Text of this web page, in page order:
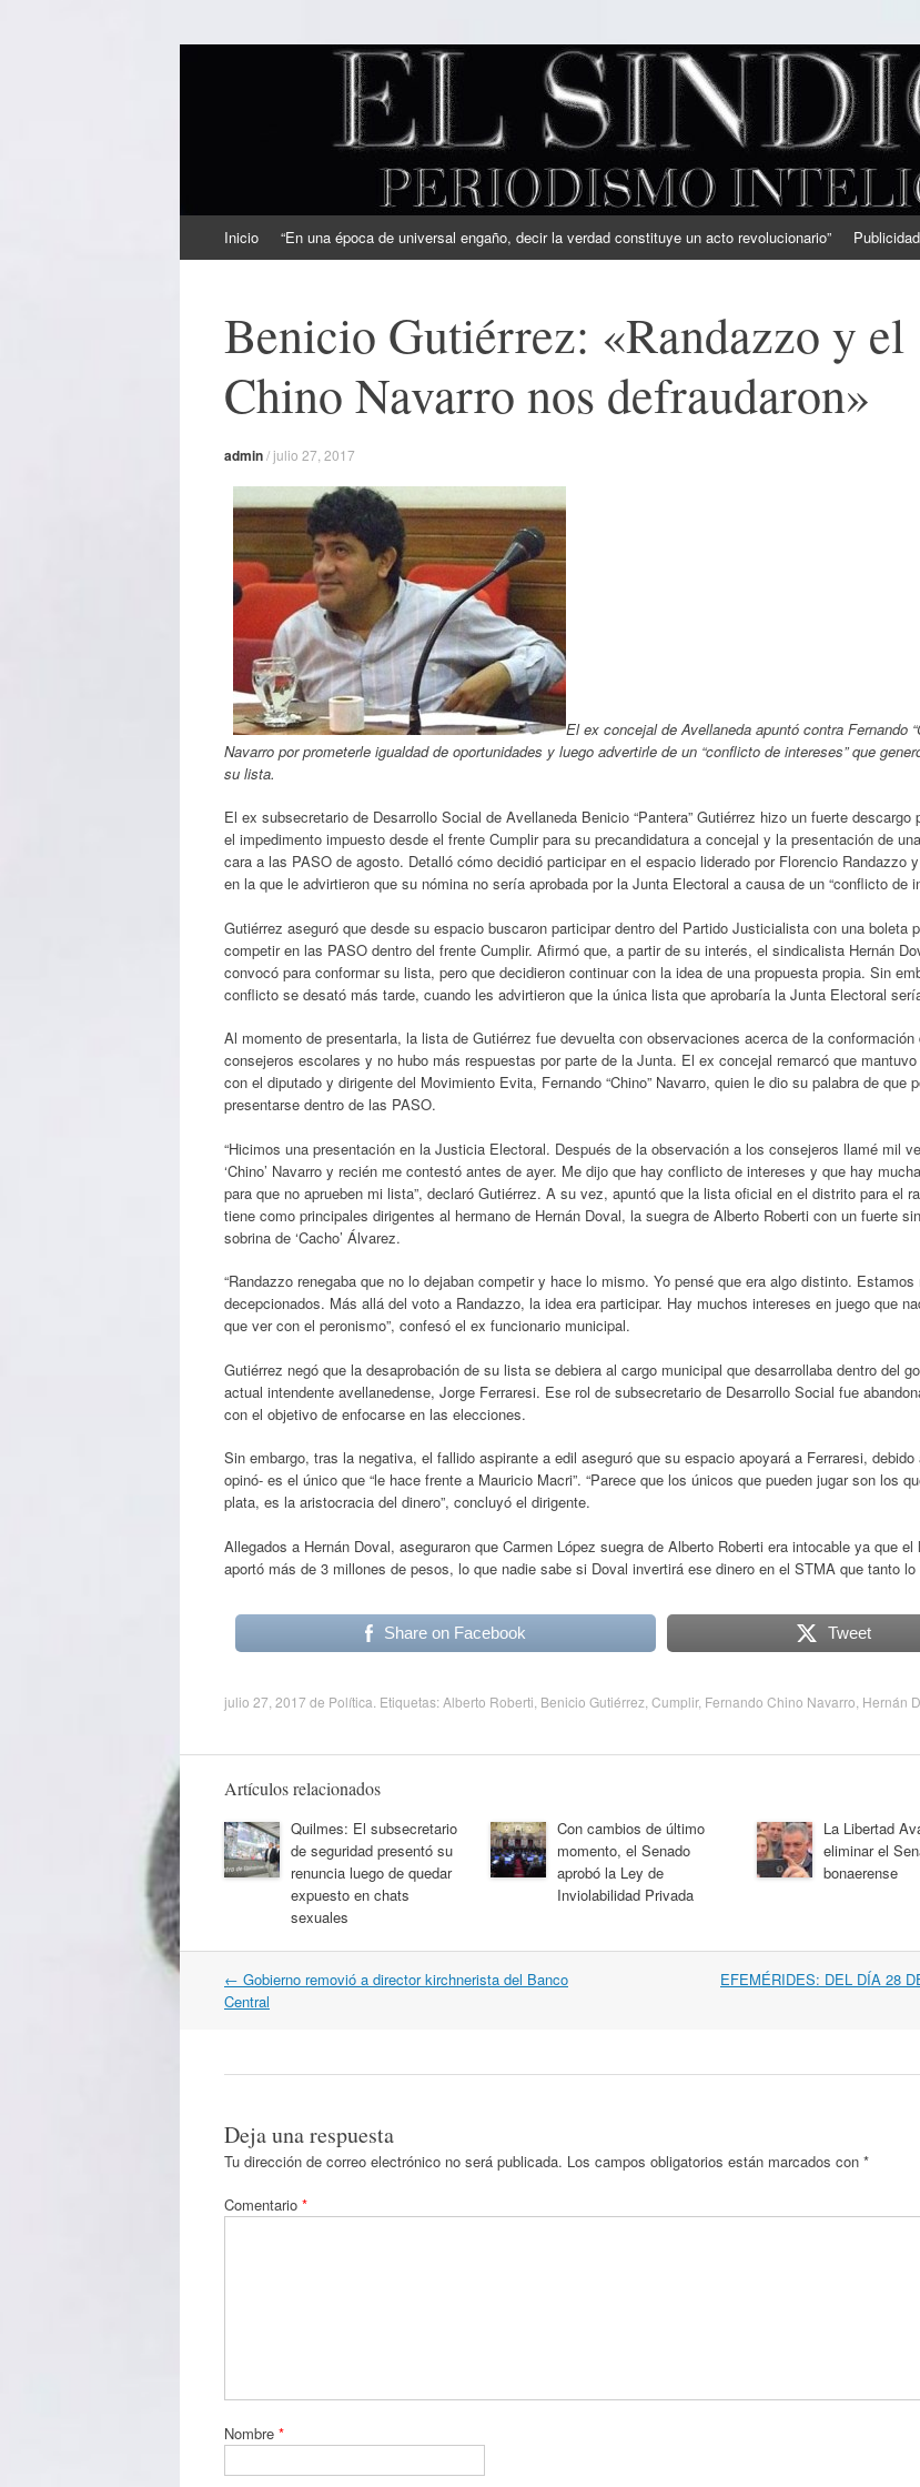
EL SINDICAL
Periodismo Inteligente
al
Inicio “En una época de universal engaño, decir la verdad constituye un acto revolucionario” Publicidad
Benicio Gutiérrez: «Randazzo y el
Chino Navarro nos defraudaron»
admin/julio 27, 2017
El ex concejal de Avellaneda apuntó contra Fernando
Navarro por prometerle igualdad de oportunidades y luego advertirle de un “conflicto de intereses” que
su lista.
El ex subsecretario de Desarrollo Social de Avellaneda Benicio “Pantera” Gutiérrez hizo un fuerte descargo
el impedimento impuesto desde el frente Cumplir para su precandidatura a concejal y la presentación de
cara a las PASO de agosto. Detalló cómo decidió participar en el espacio liderado por Florencio Randazzo
en la que le advirtieron que su nómina no sería aprobada por la Junta Electoral a causa de un “conflicto de
Gutiérrez aseguró que desde su espacio buscaron participar dentro del Partido Justicialista con una boleta
competir en las PASO dentro del frente Cumplir. Afirmó que, a partir de su interés, el sindicalista Hernán
convocó para conformar su lista, pero que decidieron continuar con la idea de una propuesta propia. Sin
conflicto se desató más tarde, cuando les advirtieron que la única lista que aprobaría la Junta Electoral
Al momento de presentarla, la lista de Gutiérrez fue devuelta con observaciones acerca de la conformación
consejeros escolares y no hubo más respuestas por parte de la Junta. El ex concejal remarcó que
con el diputado y dirigente del Movimiento Evita, Fernando “Chino” Navarro, quien le dio su palabra de que
presentarse dentro de las PASO.
“Hicimos una presentación en la Justicia Electoral. Después de la observación a los consejeros llamé mil
‘Chino’ Navarro y recién me contestó antes de ayer. Me dijo que hay conflicto de intereses y que hay
para que no aprueben mi lista”, declaró Gutiérrez. A su vez, apuntó que la lista oficial en el distrito para el
tiene como principales dirigentes al hermano de Hernán Doval, la suegra de Alberto Roberti con un fuerte
sobrina de ‘Cacho’ Álvarez.
“Randazzo renegaba que no lo dejaban competir y hace lo mismo. Yo pensé que era algo distinto. Estamos
decepcionados. Más allá del voto a Randazzo, la idea era participar. Hay muchos intereses en juego que
que ver con el peronismo”, confesó el ex funcionario municipal.
Gutiérrez negó que la desaprobación de su lista se debiera al cargo municipal que desarrollaba dentro del
actual intendente avellanedense, Jorge Ferraresi. Ese rol de subsecretario de Desarrollo Social fue
con el objetivo de enfocarse en las elecciones.
Sin embargo, tras la negativa, el fallido aspirante a edil aseguró que su espacio apoyará a Ferraresi, debido
opinó- es el único que “le hace frente a Mauricio Macri”. “Parece que los únicos que pueden jugar son los
plata, es la aristocracia del dinero”, concluyó el dirigente.
Allegados a Hernán Doval, aseguraron que Carmen López suegra de Alberto Roberti era intocable ya que el
aportó más de 3 millones de pesos, lo que nadie sabe si Doval invertirá ese dinero en el STMA que tanto
Share on Facebook Tweet
julio 27, 2017 de Política . Etiquetas:Alberto Roberti Benicio Gutiérrez Cumplir, Fernando Chino Navarro Hernán
Artículos relacionados
Quilmes: El subsecretario
de seguridad presentó su
renuncia luego de quedar
expuesto en chats
sexuales
Con cambios de último
momento, el Senado
aprobó la Ley de
Inviolabilidad Privada
La Libertad
eliminar el
bonaerense
Navegación
por
← Gobierno removió a director kirchnerista del Banco
Central
EFEMÉRIDES: DEL DÍA 28
Deja una respuesta
Tu dirección de correo electrónico no será publicada. Los campos obligatorios están marcados con *
Comentario *
Nombre *